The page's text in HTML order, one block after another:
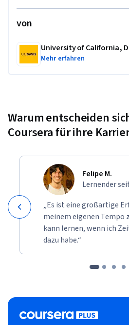
von
University of California,
Mehr erfahren
Warum entscheiden
Coursera für ihre
Felipe M.
Lernender
„Es ist eine großartige
meinem eigenen Tempo
kann lernen, wenn ich
dazu habe.“